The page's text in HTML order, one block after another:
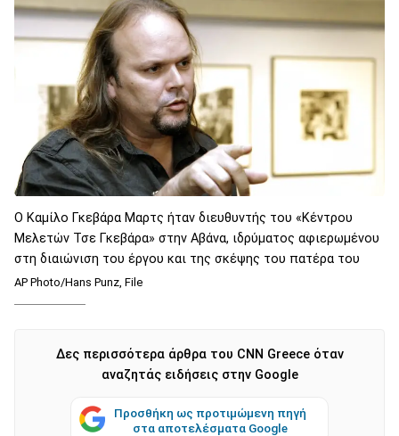
O Καμίλο Γκεβάρα Μαρτς ήταν διευθυντής του «Κέντρου
Μελετών Τσε Γκεβάρα» στην Αβάνα, ιδρύματος αφιερωμένου
στη διαιώνιση του έργου και της σκέψης του πατέρα του
AP Photo/Hans Punz, File
Δες περισσότερα άρθρα του CNN Greece όταν
αναζητάς ειδήσεις στην Google
Προσθήκη ως προτιμώμενη πηγή
στα αποτελέσματα Google